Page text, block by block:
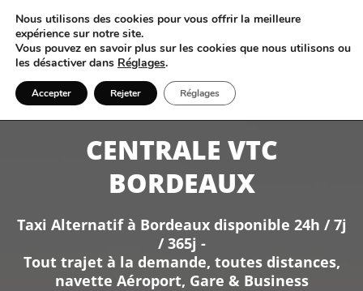
06 17 87 36 50
CENTRALE VTC
BORDEAUX
Taxi Alternatif à Bordeaux disponible 24h / 7j
/ 365j -
Tout trajet à la demande, toutes distances,
navette Aéroport, Gare & Business
Nous utilisons des cookies pour vous offrir la meilleure
expérience sur notre site.
Vous pouvez en savoir plus sur les cookies que nous utilisons ou
les désactiver dans Réglages.
Accepter Rejeter Réglages